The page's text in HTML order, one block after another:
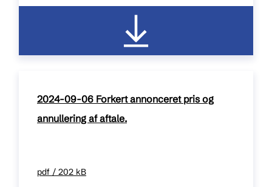
2024-09-06 Forkert annonceret pris og
annullering af aftale.
pdf / 202 kB